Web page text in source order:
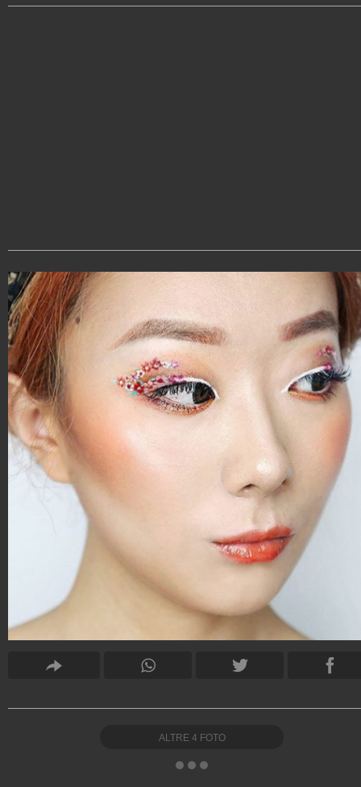
ALTRE 4 FOTO